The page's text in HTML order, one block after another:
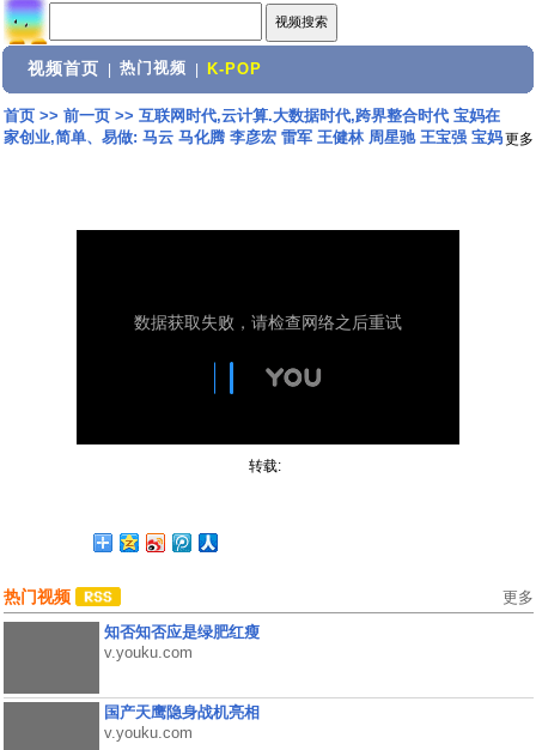
视频首页 热门视频 K-POP
首页>> 前一页>> 互联网时代,云计算.大数据时代,跨界整合时代 宝妈在
家创业,简单、易做: 马云 马化腾 李彦宏 雷军 王健林 周星驰 王宝强 宝妈更多
转载:
热门视频 更多
知否知否应是绿肥红瘦
v.youku.com
国产天鹰隐身战机亮相
v.youku.com